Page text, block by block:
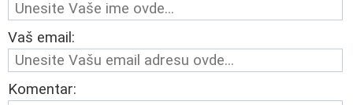
Vaš email:
Komentar: